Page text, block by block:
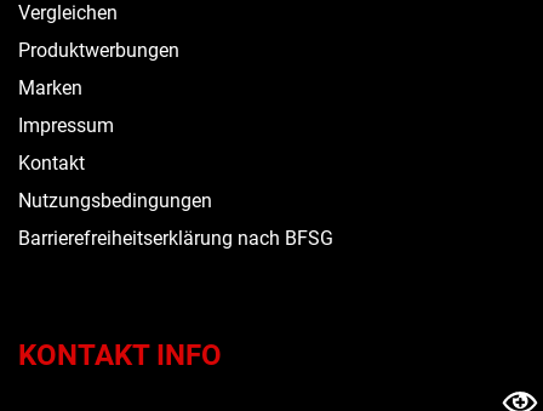
Vergleichen
Produktwerbungen
Marken
Impressum
Kontakt
Nutzungsbedingungen
Barrierefreiheitserklärung nach BFSG
KONTAKT INFO